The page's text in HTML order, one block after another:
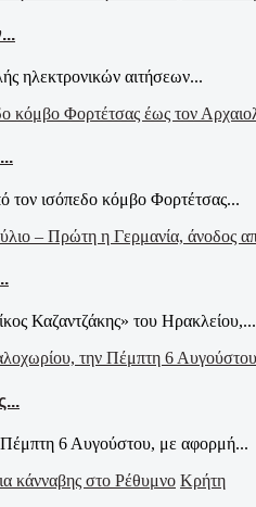
ηλεκτρονικών αιτήσεων...
τον ισόπεδο κόμβο Φορτέτσας...
Καζαντζάκης» του Ηρακλείου,...
6 Αυγούστου, με αφορμή...
Κρήτη